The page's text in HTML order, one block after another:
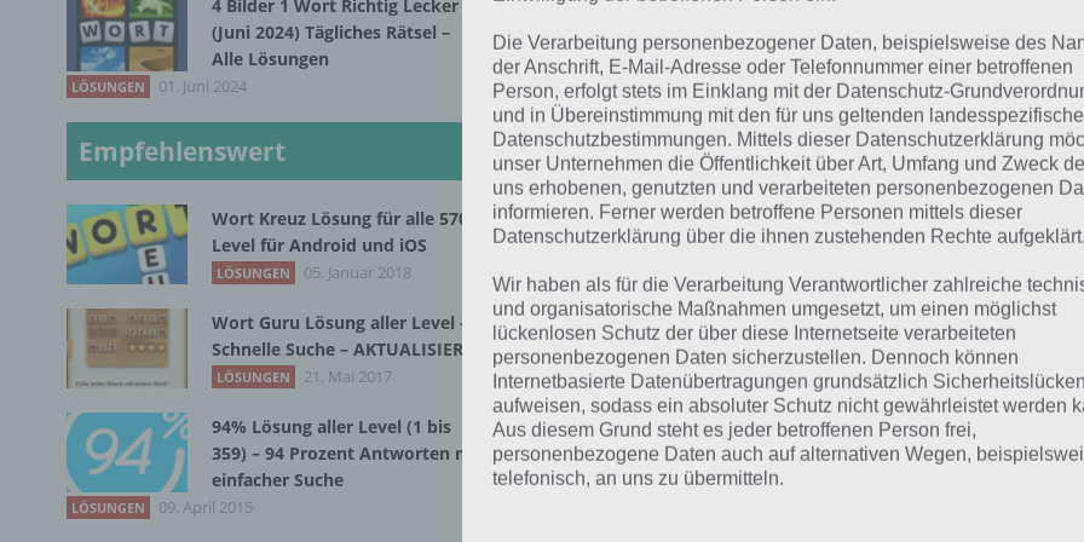
Prince of Persia
Classic für Android. Das Spiel kann
Android Smartphones und Tablets
Bei Prince of Persia Classic handelt es
Klassikers von Prince of Persia. Das heißt es ist ein 2D-Side-
im Abenteuer dem ursprünglichen Prince of Persia,
Grafik.
Wer also bereits den Teil von Prince of Persia kennt, wird
und iOS sofort reinfinden. So stecken die Level voller Fallen
welche nur imSchwertkampf oder mit Tricks bezwungen
Insgesamt gibt es drei Spielmodi: Normal, Zeitspiel und
Android Gerät besitzt, kann Prince of Persia Classic auch
kostet das Spiel 2,39 Euro.Normalerweise sollte es auch
doch die wird derzeit nicht gefunden (siehe
. Die
von Prince of Persia Classic Version gibt es im Google Play
4 Bilder 1 Wort Richtig Lecker
(Juni 2024) Tägliches Rätsel –
Alle Lösungen
LÖSUNGEN 01. Juni 2024
Empfehlenswert
Wort Kreuz Lösung für alle 570
Level für Android und iOS
LÖSUNGEN 05. Januar 2018
Wort Guru Lösung aller Level –
Schnelle Suche – AKTUALISIERT
LÖSUNGEN 21. Mai 2017
94% Lösung aller Level (1 bis
359) – 94 Prozent Antworten mit
einfacher Suche
LÖSUNGEN 09. April 2015
Die Verarbeitung personenbezogener Daten, beispielsweise des
der Anschrift, E-Mail-Adresse oder Telefonnummer einer betroffenen
Person, erfolgt stets im Einklang mit der Datenschutz-
und in Übereinstimmung mit den für uns geltenden
Datenschutzbestimmungen. Mittels dieser Datenschutzerklärung
unser Unternehmen die Öffentlichkeit über Art, Umfang und Zweck
uns erhobenen, genutzten und verarbeiteten personenbezogenen
informieren. Ferner werden betroffene Personen mittels dieser
Datenschutzerklärung über die ihnen zustehenden Rechte aufgeklärt.
Wir haben als für die Verarbeitung Verantwortlicher zahlreiche
und organisatorische Maßnahmen umgesetzt, um einen möglichst
lückenlosen Schutz der über diese Internetseite verarbeiteten
personenbezogenen Daten sicherzustellen. Dennoch können
Internetbasierte Datenübertragungen grundsätzlich Sicherheitslücken
aufweisen, sodass ein absoluter Schutz nicht gewährleistet werden
Aus diesem Grund steht es jeder betroffenen Person frei,
personenbezogene Daten auch auf alternativen Wegen,
telefonisch, an uns zu übermitteln.